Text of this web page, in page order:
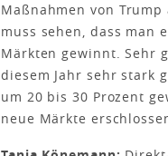
Maßnahmen von
muss sehen, dass man
Märkten gewinnt. Sehr
diesem Jahr sehr stark
um 20 bis 30 Prozent
neue Märkte